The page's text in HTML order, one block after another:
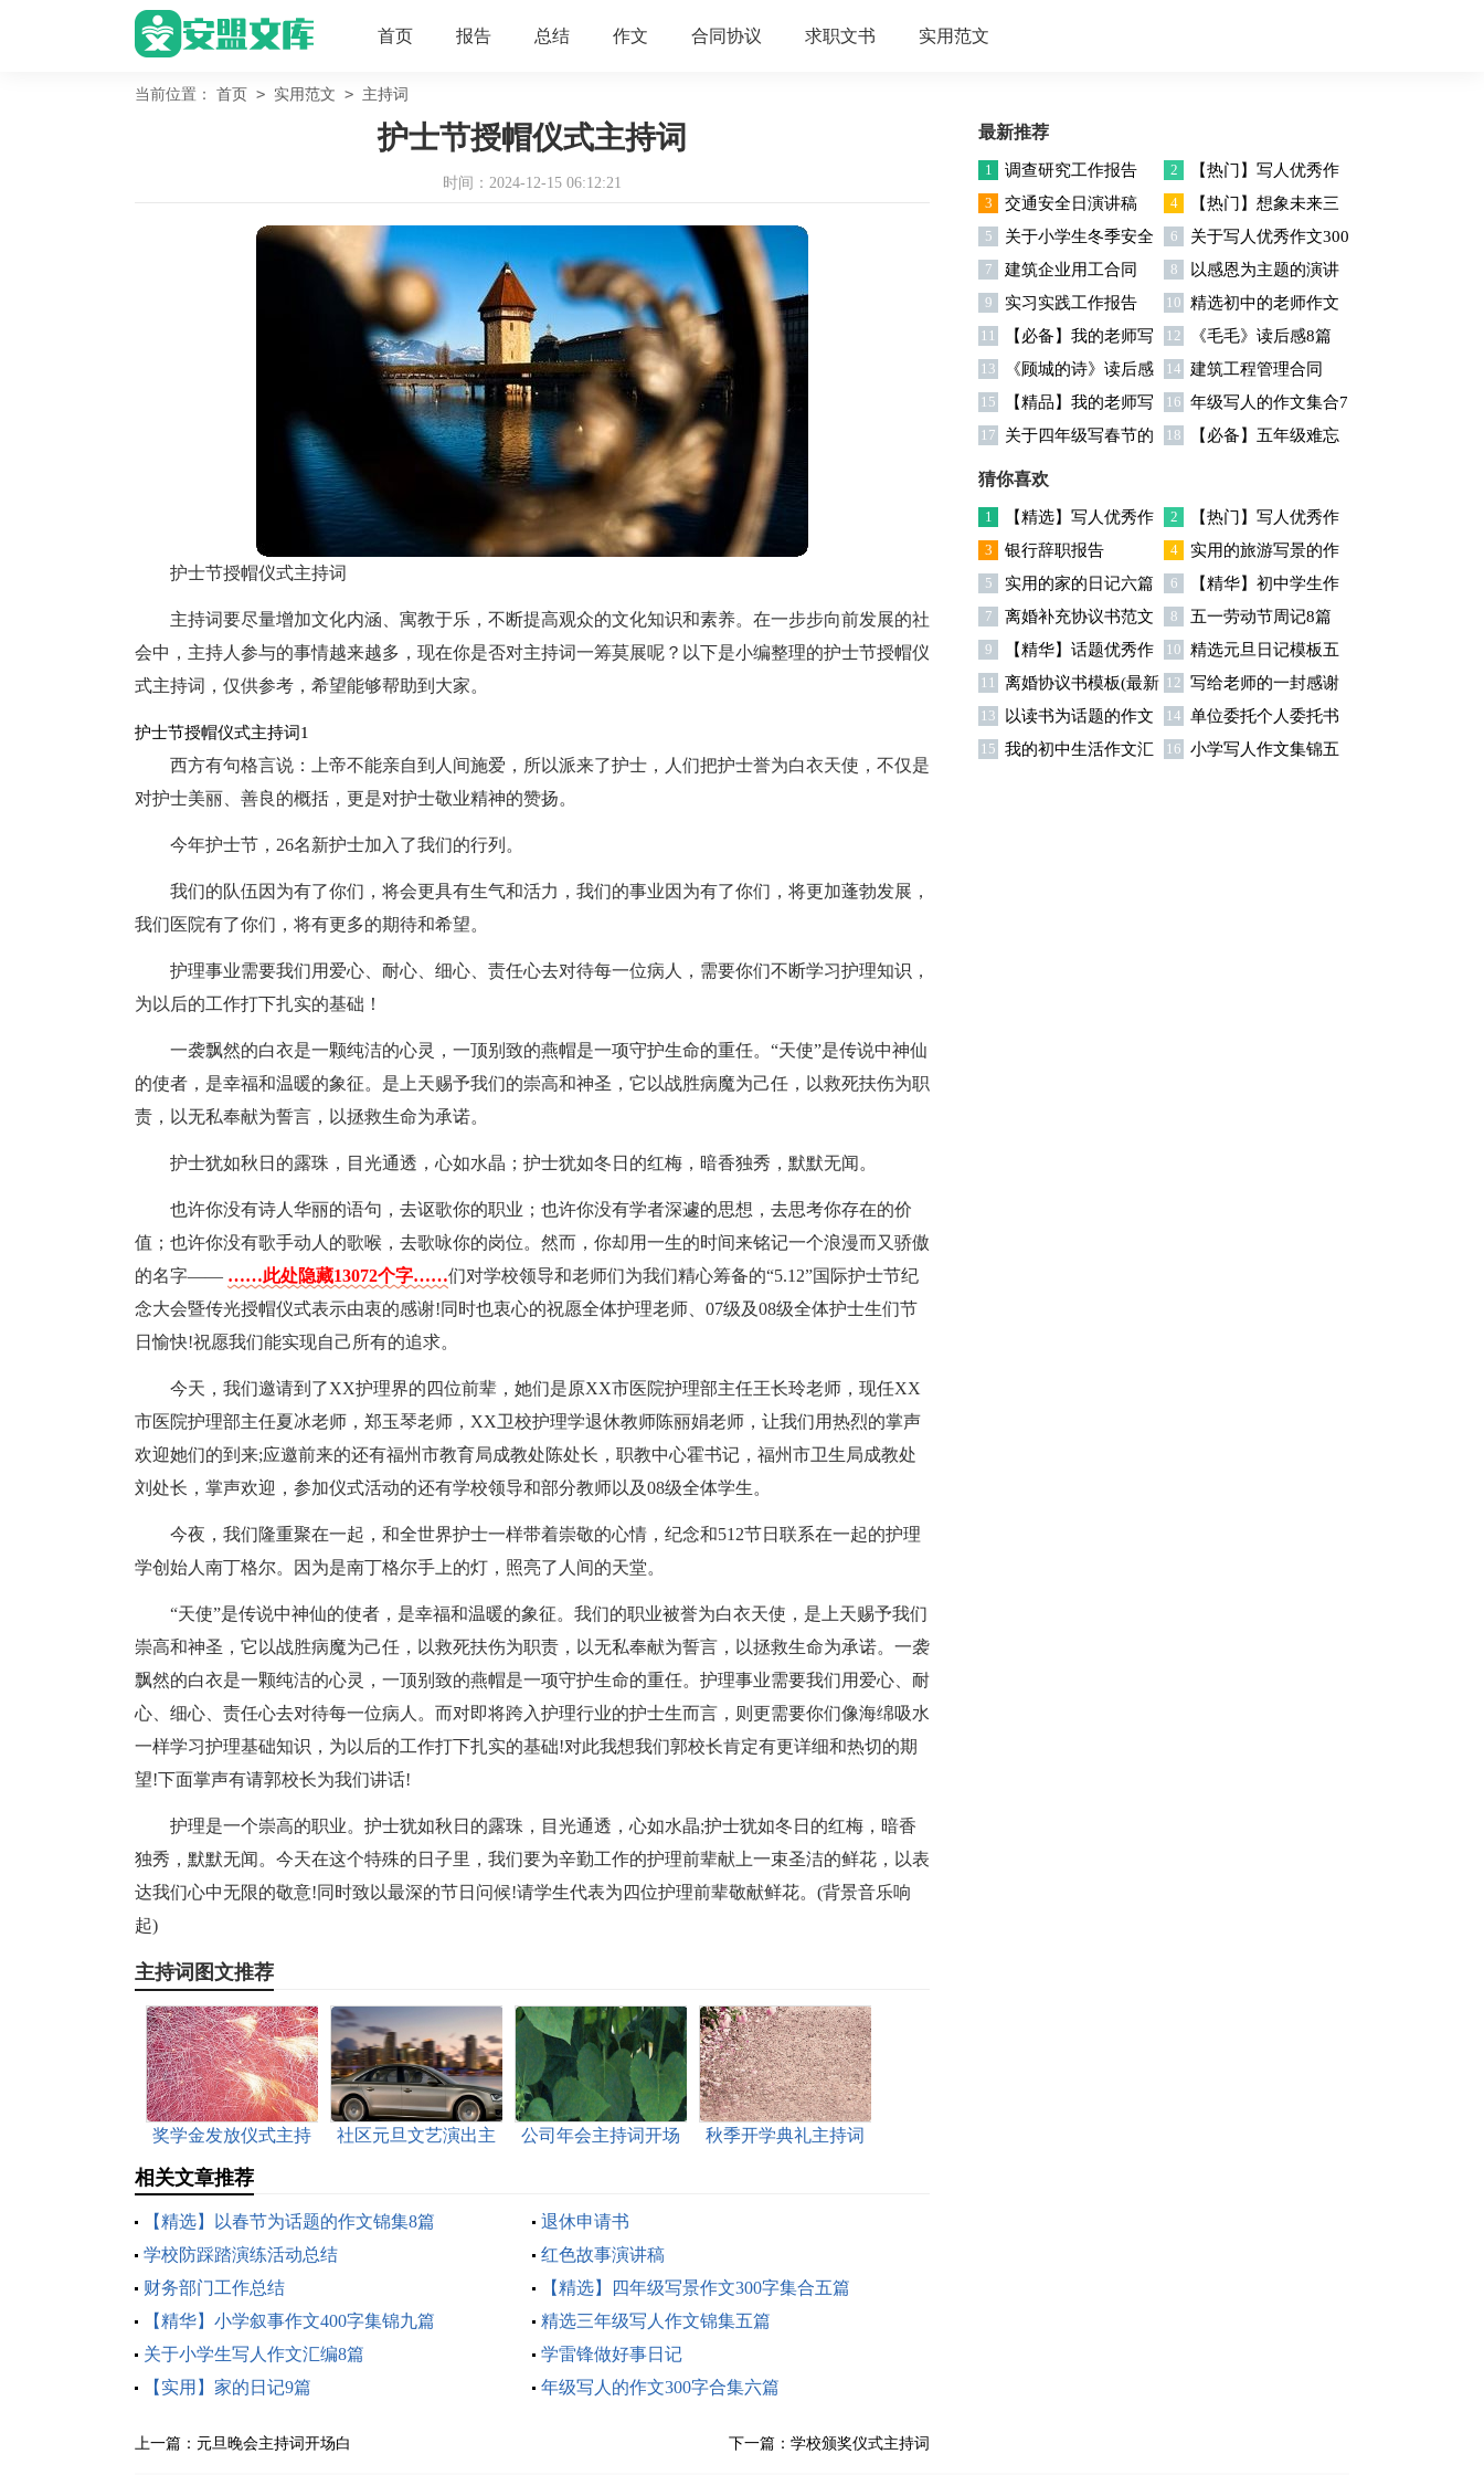
首页 报告 总结 作文 合同协议 求职文书 实用范文
当前位置： 首页 > 实用范文 > 主持词
护士节授帽仪式主持词
时间：2024-12-15 06:12:21
护士节授帽仪式主持词
主持词要尽量增加文化内涵、寓教于乐，不断提高观众的文化知识和素养。在一步步向前发展的社
会中，主持人参与的事情越来越多，现在你是否对主持词一筹莫展呢？以下是小编整理的护士节授帽仪
式主持词，仅供参考，希望能够帮助到大家。
护士节授帽仪式主持词1
西方有句格言说：上帝不能亲自到人间施爱，所以派来了护士，人们把护士誉为白衣天使，不仅是
对护士美丽、善良的概括，更是对护士敬业精神的赞扬。
今年护士节，26名新护士加入了我们的行列。
我们的队伍因为有了你们，将会更具有生气和活力，我们的事业因为有了你们，将更加蓬勃发展，
我们医院有了你们，将有更多的期待和希望。
护理事业需要我们用爱心、耐心、细心、责任心去对待每一位病人，需要你们不断学习护理知识，
为以后的工作打下扎实的基础！
一袭飘然的白衣是一颗纯洁的心灵，一顶别致的燕帽是一项守护生命的重任。“天使”是传说中神仙
的使者，是幸福和温暖的象征。是上天赐予我们的崇高和神圣，它以战胜病魔为己任，以救死扶伤为职
责，以无私奉献为誓言，以拯救生命为承诺。
护士犹如秋日的露珠，目光通透，心如水晶；护士犹如冬日的红梅，暗香独秀，默默无闻。
也许你没有诗人华丽的语句，去讴歌你的职业；也许你没有学者深遽的思想，去思考你存在的价
值；也许你没有歌手动人的歌喉，去歌咏你的岗位。然而，你却用一生的时间来铭记一个浪漫而又骄傲
的名字—— ……此处隐藏13072个字……们对学校领导和老师们为我们精心筹备的“5.12”国际护士节纪
念大会暨传光授帽仪式表示由衷的感谢!同时也衷心的祝愿全体护理老师、07级及08级全体护士生们节
日愉快!祝愿我们能实现自己所有的追求。
今天，我们邀请到了XX护理界的四位前辈，她们是原XX市医院护理部主任王长玲老师，现任XX
市医院护理部主任夏冰老师，郑玉琴老师，XX卫校护理学退休教师陈丽娟老师，让我们用热烈的掌声
欢迎她们的到来;应邀前来的还有福州市教育局成教处陈处长，职教中心霍书记，福州市卫生局成教处
刘处长，掌声欢迎，参加仪式活动的还有学校领导和部分教师以及08级全体学生。
今夜，我们隆重聚在一起，和全世界护士一样带着崇敬的心情，纪念和512节日联系在一起的护理
学创始人南丁格尔。因为是南丁格尔手上的灯，照亮了人间的天堂。
“天使”是传说中神仙的使者，是幸福和温暖的象征。我们的职业被誉为白衣天使，是上天赐予我们
崇高和神圣，它以战胜病魔为己任，以救死扶伤为职责，以无私奉献为誓言，以拯救生命为承诺。一袭
飘然的白衣是一颗纯洁的心灵，一顶别致的燕帽是一项守护生命的重任。护理事业需要我们用爱心、耐
心、细心、责任心去对待每一位病人。而对即将跨入护理行业的护士生而言，则更需要你们像海绵吸水
一样学习护理基础知识，为以后的工作打下扎实的基础!对此我想我们郭校长肯定有更详细和热切的期
望!下面掌声有请郭校长为我们讲话!
护理是一个崇高的职业。护士犹如秋日的露珠，目光通透，心如水晶;护士犹如冬日的红梅，暗香
独秀，默默无闻。今天在这个特殊的日子里，我们要为辛勤工作的护理前辈献上一束圣洁的鲜花，以表
达我们心中无限的敬意!同时致以最深的节日问候!请学生代表为四位护理前辈敬献鲜花。(背景音乐响
起)
主持词图文推荐
奖学金发放仪式主持
社区元旦文艺演出主
公司年会主持词开场
秋季开学典礼主持词
相关文章推荐
【精选】以春节为话题的作文锦集8篇
退休申请书
学校防踩踏演练活动总结
红色故事演讲稿
财务部门工作总结
【精选】四年级写景作文300字集合五篇
【精华】小学叙事作文400字集锦九篇
精选三年级写人作文锦集五篇
关于小学生写人作文汇编8篇
学雷锋做好事日记
【实用】家的日记9篇
年级写人的作文300字合集六篇
上一篇： 元旦晚会主持词开场白 下一篇： 学校颁奖仪式主持词
最新推荐
1 调查研究工作报告 2
【热门】写人优秀作
文300字集合7篇
3 交通安全日演讲稿 4
【热门】想象未来三
年级作文汇编7篇
5
关于小学生冬季安全
演讲稿
6
关于写人优秀作文300
字汇编六篇
7 建筑企业用工合同 8
以感恩为主题的演讲
稿
9 实习实践工作报告 10 精选初中的老师作文
锦集十篇
11
【必备】我的老师写
人作文集合八篇
12 《毛毛》读后感8篇
13 《顾城的诗》读后感 14 建筑工程管理合同
15
【精品】我的老师写
人作文集合5篇
16 年级写人的作文集合7
篇
17
关于四年级写春节的
作文4篇
18
【必备】五年级难忘
篇
猜你喜欢
1
【精选】写人优秀作
文300字集锦八篇
2
【热门】写人优秀作
文300字汇总8篇
3 银行辞职报告 4
实用的旅游写景的作
文汇总九篇
5 实用的家的日记六篇 6
【精华】初中学生作
文600字集合十篇
7
离婚补充协议书范文
合集九篇
8 五一劳动节周记8篇
9
【精华】话题优秀作
文300字集合9篇
10 精选元旦日记模板五
篇
11
离婚协议书模板(最新
版)
12 写给老师的一封感谢
信模板汇编9篇
13
以读书为话题的作文
(精选15篇)
14 单位委托个人委托书
15篇
15 我的初中生活作文汇
16 小学写人作文集锦五